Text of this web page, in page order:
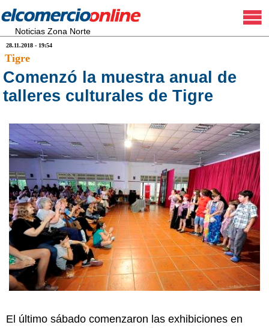
Noticias Zona Norte
28.11.2018 - 19:54
Tigre
Comenzó la muestra anual de
talleres culturales de Tigre
El último sábado comenzaron las exhibiciones en